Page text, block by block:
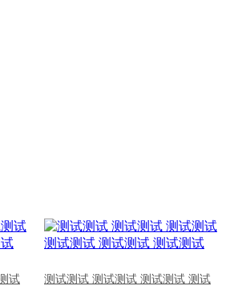
试
测试测试 测试测试 测试测试 测试